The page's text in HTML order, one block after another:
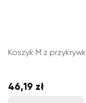
Koszyk M z
Cena
46,19 zł